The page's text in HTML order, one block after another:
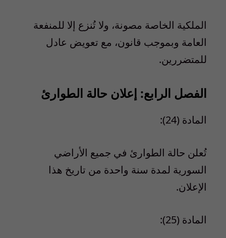
الملكية الخاصة مصونة، ولا تُنزع إلا للمنفعة
العامة وبموجب قانون، مع تعويض عادل
للمتضررين.
الفصل الرابع: إعلان حالة الطوارئ
المادة (24):
تُعلن حالة الطوارئ في جميع الأراضي
السورية لمدة سنة واحدة من تاريخ هذا
الإعلان.
المادة (25):